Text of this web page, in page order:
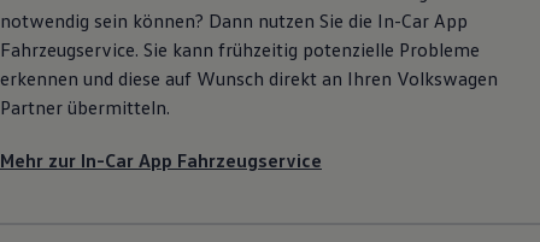
notwendig sein können? Dann nutzen Sie die In-Car App
Fahrzeugservice. Sie kann frühzeitig potenzielle Probleme
erkennen und diese auf Wunsch direkt an Ihren Volkswagen
Partner übermitteln.
Mehr zur In-Car App Fahrzeugservice